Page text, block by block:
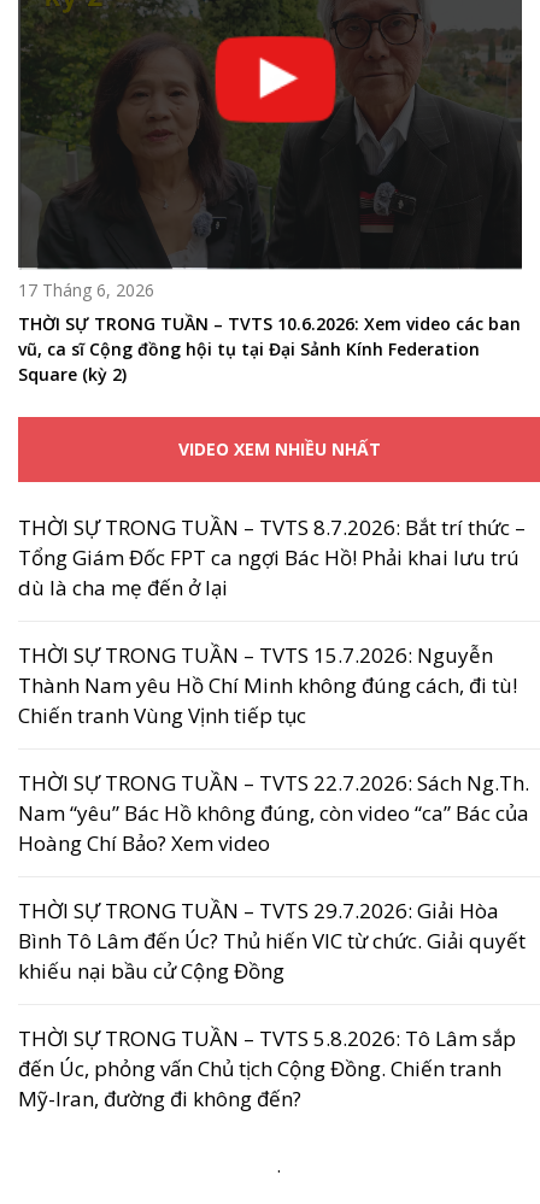
17 Tháng 6, 2026
THỜI SỰ TRONG TUẦN – TVTS 10.6.2026: Xem video các ban
vũ, ca sĩ Cộng đồng hội tụ tại Đại Sảnh Kính Federation
Square (kỳ 2)
VIDEO XEM NHIỀU NHẤT
THỜI SỰ TRONG TUẦN – TVTS 8.7.2026: Bắt trí thức –
Tổng Giám Đốc FPT ca ngợi Bác Hồ! Phải khai lưu trú
dù là cha mẹ đến ở lại
THỜI SỰ TRONG TUẦN – TVTS 15.7.2026: Nguyễn
Thành Nam yêu Hồ Chí Minh không đúng cách, đi tù!
Chiến tranh Vùng Vịnh tiếp tục
THỜI SỰ TRONG TUẦN – TVTS 22.7.2026: Sách Ng.Th.
Nam “yêu” Bác Hồ không đúng, còn video “ca” Bác của
Hoàng Chí Bảo? Xem video
THỜI SỰ TRONG TUẦN – TVTS 29.7.2026: Giải Hòa
Bình Tô Lâm đến Úc? Thủ hiến VIC từ chức. Giải quyết
khiếu nại bầu cử Cộng Đồng
THỜI SỰ TRONG TUẦN – TVTS 5.8.2026: Tô Lâm sắp
đến Úc, phỏng vấn Chủ tịch Cộng Đồng. Chiến tranh
Mỹ-Iran, đường đi không đến?
.